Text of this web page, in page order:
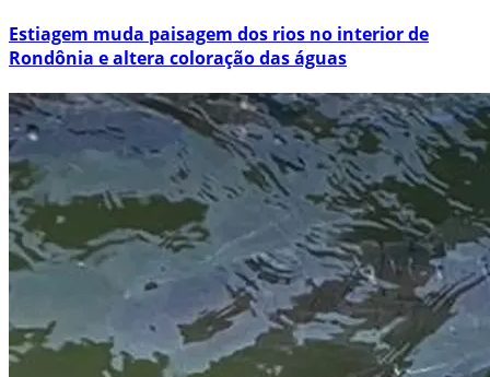
Estiagem muda paisagem dos rios no interior de
Rondônia e altera coloração das águas